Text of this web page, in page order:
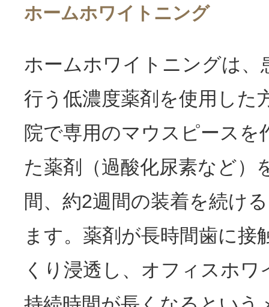
ホームホワイトニング
ホームホワイトニングは、
行う低濃度薬剤を使用した
院で専用のマウスピースを
た薬剤（過酸化尿素など）
間、約2週間の装着を続け
ます。薬剤が長時間歯に接
くり浸透し、オフィスホ